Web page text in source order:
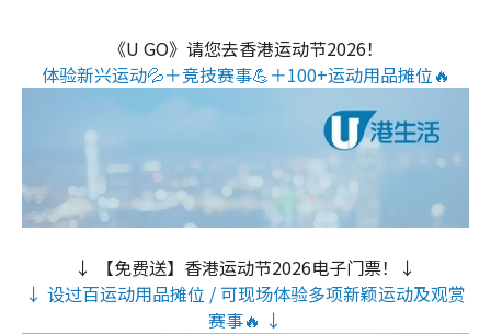
《U GO》请您去香港运动节2026！
体验新兴运动💦＋竞技赛事💪＋100+运动用品摊位🔥
↓ 【免费送】香港运动节2026电子门票！↓
↓ 设过百运动用品摊位 / 可现场体验多项新颖运动及观赏
赛事🔥 ↓